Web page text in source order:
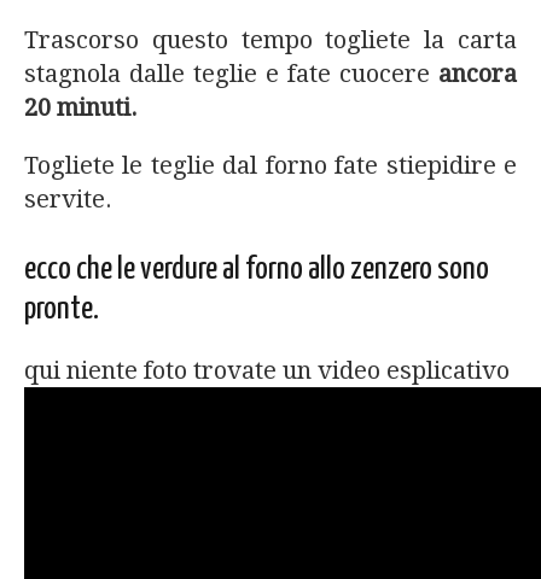
Trascorso questo tempo togliete la carta
stagnola dalle teglie e fate cuocere ancora
20 minuti.
Togliete le teglie dal forno fate stiepidire e
servite.
ecco che le verdure al forno allo zenzero sono
pronte.
qui niente foto trovate un video esplicativo